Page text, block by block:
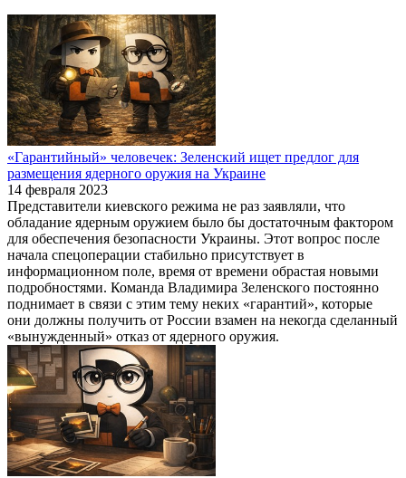
«Гарантийный» человечек: Зеленский ищет предлог для
размещения ядерного оружия на Украине
14 февраля 2023
Представители киевского режима не раз заявляли, что
обладание ядерным оружием было бы достаточным фактором
для обеспечения безопасности Украины. Этот вопрос после
начала спецоперации стабильно присутствует в
информационном поле, время от времени обрастая новыми
подробностями. Команда Владимира Зеленского постоянно
поднимает в связи с этим тему неких «гарантий», которые
они должны получить от России взамен на некогда сделанный
«вынужденный» отказ от ядерного оружия.